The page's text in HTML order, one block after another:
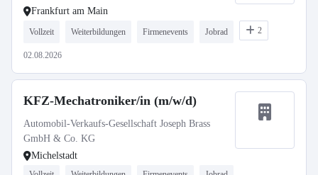
Frankfurt am Main
Vollzeit Weiterbildungen Firmenevents Jobrad 2
02.08.2026
KFZ-Mechatroniker/in (m/w/d)
Automobil-Verkaufs-Gesellschaft Joseph Brass
GmbH & Co. KG
Michelstadt